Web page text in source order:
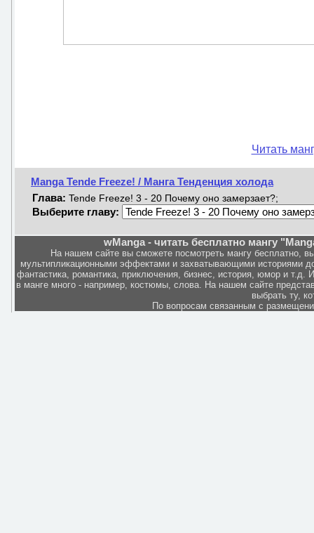
Читать
Manga Tende Freeze! / Манга Тенденция холода
Глава: Tende Freeze! 3 - 20 Почему оно замерзает?;
Выберите главу:
wManga - читать бесплатно мангу
На нашем сайте вы сможете посмотреть мангу бесплатно,
мультипликационными эффектами и захватывающими историями
фантастика, романтика, приключения, бизнес, история, юмор и
в манге много - например, костюмы, слова. На нашем сайте
выбрать ту,
По вопросам связанным с